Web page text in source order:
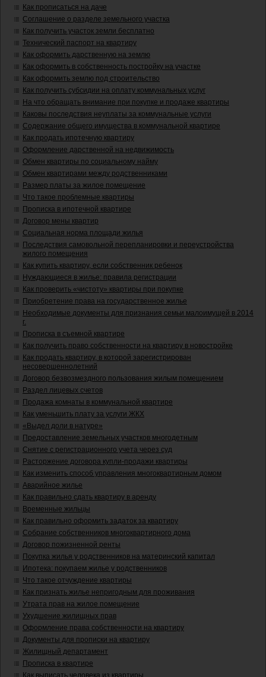
Как прописаться на даче
Соглашение о разделе земельного участка
Как получить участок земли бесплатно
Технический паспорт на квартиру
Как оформить дарственную на землю
Как оформить в собственность постройку на участке
Как оформить землю под строительство
Как получить субсидии на оплату коммунальных услуг
На что обращать внимание при покупке и продаже квартиры
Каковы последствия неуплаты за коммунальные услуги
Содержание общего имущества в коммунальной квартире
Как продать ипотечную квартиру
Оформление дарственной на недвижимость
Обмен квартиры по социальному найму
Обмен квартирами между родственниками
Размер платы за жилое помещение
Что такое проблемные квартиры
Прописка в ипотечной квартире
Договор мены квартир
Социальная норма площади жилья
Последствия самовольной перепланировки и переустройства
жилого помещения
Как купить квартиру, если собственник ребенок
Нуждающиеся в жилье: правила регистрации
Как проверить «чистоту» квартиры при покупке
Приобретение права на государственное жилье
Необходимые документы для признания семьи малоимущей в 2014
г.
Прописка в съемной квартире
Как получить право собственности на квартиру в новостройке
Как продать квартиру, в которой зарегистрирован
несовершеннолетний
Договор безвозмездного пользования жилым помещением
Раздел лицевых счетов
Продажа комнаты в коммунальной квартире
Как уменьшить плату за услуги ЖКХ
«Выдел доли в натуре»
Предоставление земельных участков многодетным
Снятие с регистрационного учета через суд
Расторжение договора купли-продажи квартиры
Как изменить способ управления многоквартирным домом
Аварийное жилье
Как правильно сдать квартиру в аренду
Временные жильцы
Как правильно оформить задаток за квартиру
Собрание собственников многоквартирного дома
Договор пожизненной ренты
Покупка жилья у родственников на материнский капитал
Ипотека: покупаем жилье у родственников
Что такое отчуждение квартиры
Как признать жилье непригодным для проживания
Утрата прав на жилое помещение
Ухудшение жилищных прав
Оформление права собственности на квартиру
Документы для прописки на квартиру
Жилищный департамент
Прописка в квартире
Как выписать человека из квартиры